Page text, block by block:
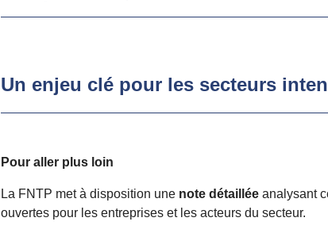
Un enjeu clé pour les secteurs
Pour aller plus loin
La FNTP met à disposition une note détaillée analysant
ouvertes pour les entreprises et les acteurs du secteur.